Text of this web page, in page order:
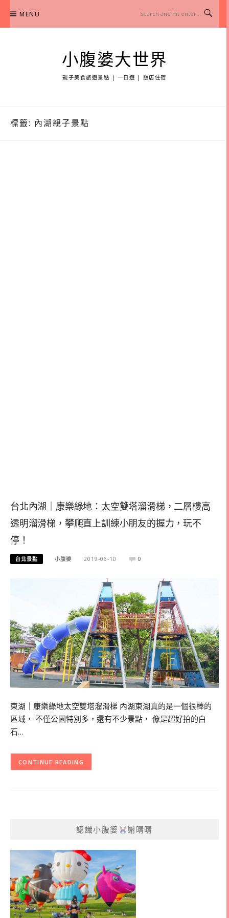
content
MENU
小腹婆大世界
親子美食旅遊景點 | 一日遊 | 飯店住宿
標籤: 內湖親子景點
台北內湖｜康樂綠地：太空雙塔溜滑梯，二層樓高
透明溜滑梯，攀爬直上訓練小朋友的握力，玩不
停！
台北景點 小腹婆 2019-06-10 0
東湖｜康樂綠地太空雙塔溜滑梯 內湖東湖真的是一個很棒的
區域， 不僅公園特別多，還有不少景點， 像是超好拍的白
石…
CONTINUE READING
認識小腹婆 謝晴晴